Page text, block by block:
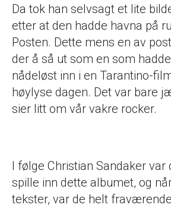
Da tok han selvsagt et lite
etter at den hadde havna på
Posten. Dette mens en av
der å så ut som en som
nådeløst inn i en Tarantino-
høylyse dagen. Det var bare
sier litt om vår vakre rocker.
I følge Christian Sandaker
spille inn dette albumet, og
tekster, var de helt